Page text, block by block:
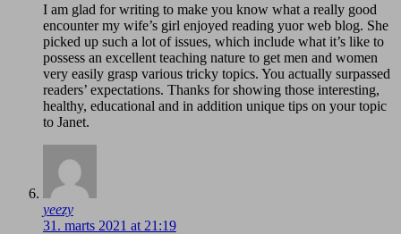
I am glad for writing to make you know what a really good
encounter my wife’s girl enjoyed reading yuor web blog. She
picked up such a lot of issues, which include what it’s like to
possess an excellent teaching nature to get men and women
very easily grasp various tricky topics. You actually surpassed
readers’ expectations. Thanks for showing those interesting,
healthy, educational and in addition unique tips on your topic
to Janet.
yeezy
31. marts 2021 at 21:19